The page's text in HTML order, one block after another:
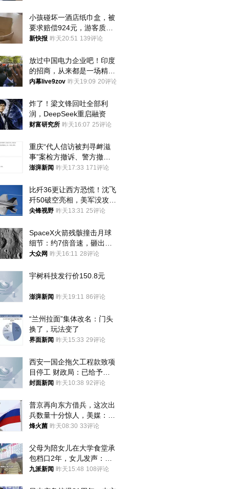
小孩碰坏一酒店纸巾盒，被
要求赔偿924元，游客质疑
酒店房客物品超高标价，市
新快报 昨天20:51 139评论
放过中国电力企业吧！印度
的招商，从来都是一场精准
收割
内幕live9zov 昨天19:09 20评论
炸了！梁文锋回吐全部利
润，DeepSeek重启融资
财富研究所 昨天16:07 25评论
重庆“代人信访被判寻衅滋
事”案检方撤诉、警方撤
案，两被告人获国赔
澎湃新闻 昨天17:33 171评论
比歼36更让西方恐慌！沈飞
歼50破空亮相，美军没攻克
的技术被拿下
尖锋视野 昨天13:31 25评论
SpaceX火箭残骸撞击月球
细节：约7倍音速，砸出直
径约30米撞击坑
大众网 昨天16:11 28评论
宇树科技发行价150.8元
澎湃新闻 昨天19:11 86评论
“兰州拉面”集体改名：门头
换了，玩法变了
界面新闻 昨天15:33 29评论
西安一国企拖欠工程款致项
目停工 财政局：已给予处
分，正督促整改
封面新闻 昨天10:38 92评论
普京再向东方借兵，这次出
兵数量十分惊人，美媒：俄
朝要动真格？
烽火菌 昨天08:30 33评论
父母为陪女儿在大学食堂承
包档口2年，女儿发声：初
衷是为了陪伴，毕业后将不
九派新闻 昨天15:48 108评论